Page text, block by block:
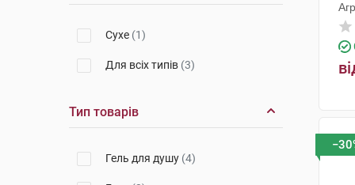
Сухе (1)
Для всіх типів (3)
Тип товарів
Гель для душу (4)